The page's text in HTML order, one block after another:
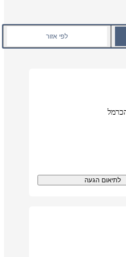
לפי אזור
לתיאום הגעה